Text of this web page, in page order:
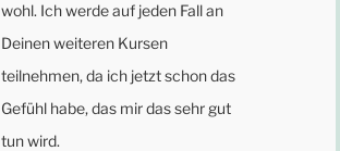
wohl. Ich werde auf jeden Fall an
Deinen weiteren Kursen
teilnehmen, da ich jetzt schon das
Gefühl habe, das mir das sehr gut
tun wird.